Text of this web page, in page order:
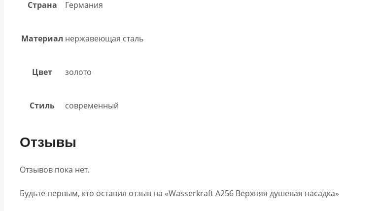
Страна Германия
Материал нержавеющая сталь
Цвет золото
Стиль современный
Отзывы
Отзывов пока нет.
Будьте первым, кто оставил отзыв на «Wasserkraft A256 Верхняя душевая насадка»